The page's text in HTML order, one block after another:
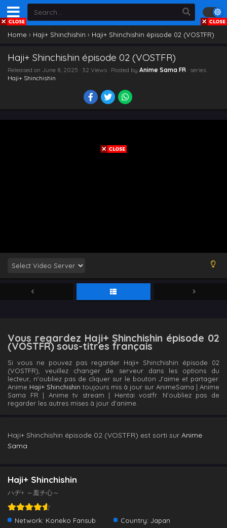
Home › Haji+ Shinchishin › Haji+ Shinchishin épisode 02 (VOSTFR)
Haji+ Shinchishin épisode 02 (VOSTFR)
Released on June 8, 2025 · 32 Views · Posted by Anime Sama FR · series
Haji+ Shinchishin
Vous regardez Haji+ Shinchishin épisode 02
(VOSTFR) sous-titres français
Si vous ne pouvez pas regarder Haji+ Shinchishin épisode 02
(VOSTFR), veuillez changer de serveur dans les options du
lecteur, n'oubliez pas de cliquer sur le bouton J'aime et partager.
Anime Haji+ Shinchishin toujours mis à jour sur AnimeSama | Anime
Sama FR | Anime tv stream | Hentai vostfr. N'oubliez pas de
regarder les autres mises à jour d'anime.
Haji+ Shinchishin épisode 02 (VOSTFR) est sorti sur Anime
Sama
Haji+ Shinchishin
ハヂ+ ～羞チ心～
Network: Koneko Fansub Country: Japan